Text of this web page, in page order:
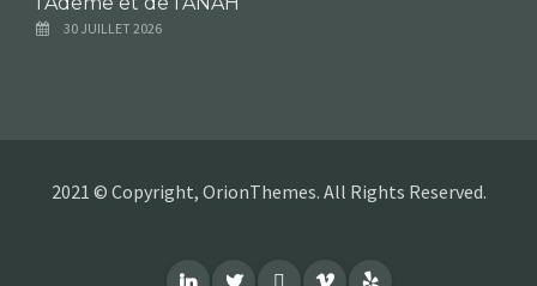
30 JUILLET 2026
2021 © Copyright, OrionThemes. All Rights Reserved.